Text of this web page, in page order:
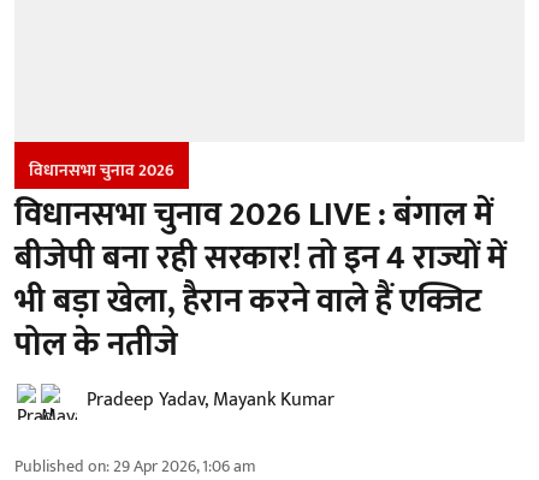
विधानसभा चुनाव 2026
विधानसभा चुनाव 2026 LIVE : बंगाल में
बीजेपी बना रही सरकार! तो इन 4 राज्यों में
भी बड़ा खेला, हैरान करने वाले हैं एक्जिट
पोल के नतीजे
Pradeep Yadav,Mayank Kumar
Published on:29 Apr 2026, 1:06 am